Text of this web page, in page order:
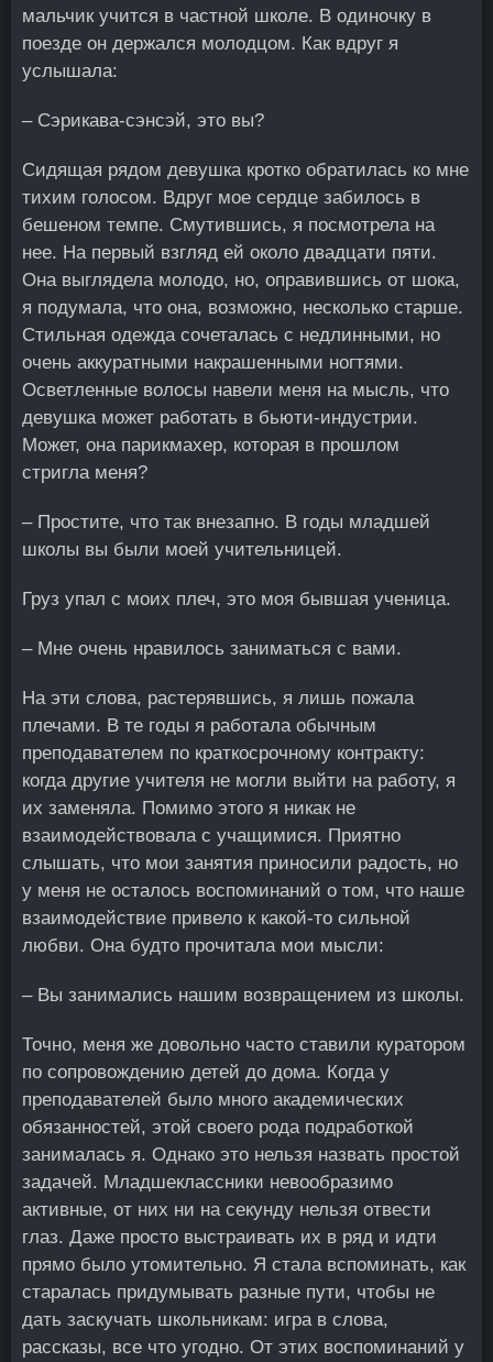
мальчик учится в частной школе. В одиночку в
поезде он держался молодцом. Как вдруг я
услышала:
– Сэрикава-сэнсэй, это вы?
Сидящая рядом девушка кротко обратилась ко мне
тихим голосом. Вдруг мое сердце забилось в
бешеном темпе. Смутившись, я посмотрела на
нее. На первый взгляд ей около двадцати пяти.
Она выглядела молодо, но, оправившись от шока,
я подумала, что она, возможно, несколько старше.
Стильная одежда сочеталась с недлинными, но
очень аккуратными накрашенными ногтями.
Осветленные волосы навели меня на мысль, что
девушка может работать в бьюти-индустрии.
Может, она парикмахер, которая в прошлом
стригла меня?
– Простите, что так внезапно. В годы младшей
школы вы были моей учительницей.
Груз упал с моих плеч, это моя бывшая ученица.
– Мне очень нравилось заниматься с вами.
На эти слова, растерявшись, я лишь пожала
плечами. В те годы я работала обычным
преподавателем по краткосрочному контракту:
когда другие учителя не могли выйти на работу, я
их заменяла. Помимо этого я никак не
взаимодействовала с учащимися. Приятно
слышать, что мои занятия приносили радость, но
у меня не осталось воспоминаний о том, что наше
взаимодействие привело к какой-то сильной
любви. Она будто прочитала мои мысли:
– Вы занимались нашим возвращением из школы.
Точно, меня же довольно часто ставили куратором
по сопровождению детей до дома. Когда у
преподавателей было много академических
обязанностей, этой своего рода подработкой
занималась я. Однако это нельзя назвать простой
задачей. Младшеклассники невообразимо
активные, от них ни на секунду нельзя отвести
глаз. Даже просто выстраивать их в ряд и идти
прямо было утомительно. Я стала вспоминать, как
старалась придумывать разные пути, чтобы не
дать заскучать школьникам: игра в слова,
рассказы, все что угодно. От этих воспоминаний у